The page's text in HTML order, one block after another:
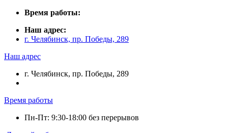
Время работы:
Наш адрес:
г. Челябинск, пр. Победы, 289
Наш адрес
г. Челябинск, пр. Победы, 289
Время работы
Пн-Пт: 9:30-18:00 без перерывов